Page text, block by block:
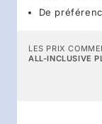
De
LES PRIX
ALL-INCLUSIVE